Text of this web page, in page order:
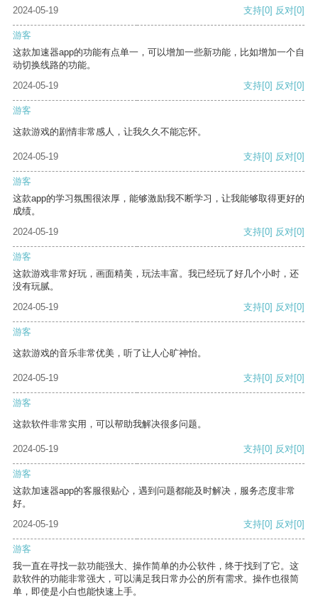
2024-05-19 支持[0] 反对[0]
游客
这款加速器app的功能有点单一，可以增加一些新功能，比如增加一个自
动切换线路的功能。
2024-05-19
支持[0] 反对[0]
游客
这款游戏的剧情非常感人，让我久久不能忘怀。
2024-05-19 支持[0] 反对[0]
游客
这款app的学习氛围很浓厚，能够激励我不断学习，让我能够取得更好的
成绩。
2024-05-19
支持[0] 反对[0]
游客
这款游戏非常好玩，画面精美，玩法丰富。我已经玩了好几个小时，还
没有玩腻。
2024-05-19
支持[0] 反对[0]
游客
这款游戏的音乐非常优美，听了让人心旷神怡。
2024-05-19 支持[0] 反对[0]
游客
这款软件非常实用，可以帮助我解决很多问题。
2024-05-19 支持[0] 反对[0]
游客
这款加速器app的客服很贴心，遇到问题都能及时解决，服务态度非常
好。
2024-05-19
支持[0] 反对[0]
游客
我一直在寻找一款功能强大、操作简单的办公软件，终于找到了它。这
款软件的功能非常强大，可以满足我日常办公的所有需求。操作也很简
单，即使是小白也能快速上手。